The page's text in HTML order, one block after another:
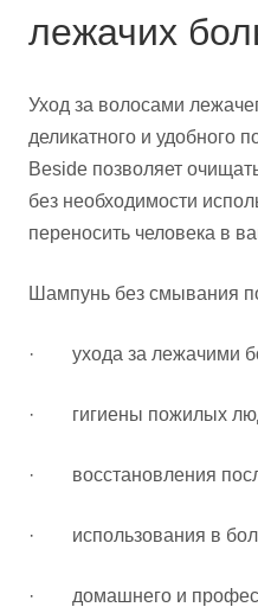
лежачих
Уход за волосами
деликатного и удобного
Beside позволяет
без необходимости
переносить человека в
Шампунь без смывания
· ухода за лежачими
· гигиены пожилых
· восстановления
· использования в
· домашнего и